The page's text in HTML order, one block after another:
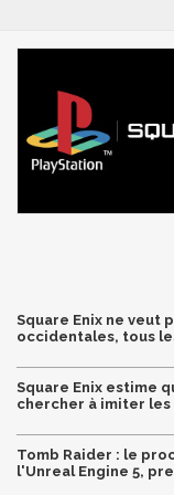
Square Enix ne veut
occidentales, tous
Square Enix estime
chercher à imiter
Tomb Raider : le
l'Unreal Engine 5,